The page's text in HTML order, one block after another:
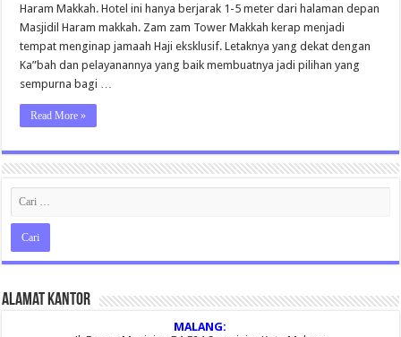
Makkah
Wallpaper
Haram Makkah. Hotel ini hanya berjarak 1-5 meter dari halaman depan
Masjidil Haram makkah. Zam zam Tower Makkah kerap menjadi
tempat menginap jamaah Haji eksklusif. Letaknya yang dekat dengan
Ka”bah dan pelayanannya yang baik membuatnya jadi pilihan yang
sempurna bagi …
Read More »
Alamat Kantor
MALANG: